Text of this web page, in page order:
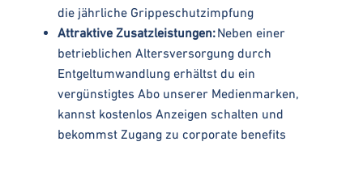
die jährliche Grippeschutzimpfung
Attraktive Zusatzleistungen:Neben einer
betrieblichen Altersversorgung durch
Entgeltumwandlung erhältst du ein
vergünstigtes Abo unserer Medienmarken,
kannst kostenlos Anzeigen schalten und
bekommst Zugang zu corporate benefits